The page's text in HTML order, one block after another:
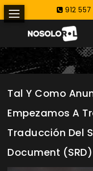
912
Tal Y Como
Empezamos A
Traducción Del
Document